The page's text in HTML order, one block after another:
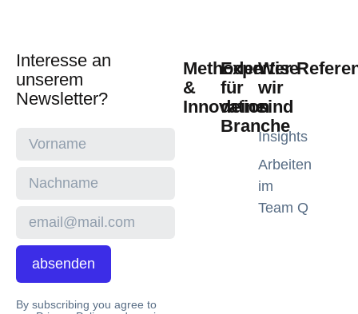
Interesse an
unserem
Newsletter?
absenden
By subscribing you agree to
Methoden
&
Innovation
Expertise
für
deine
Branche
Wer
wir
sind
Insights
Arbeiten
im
Team Q